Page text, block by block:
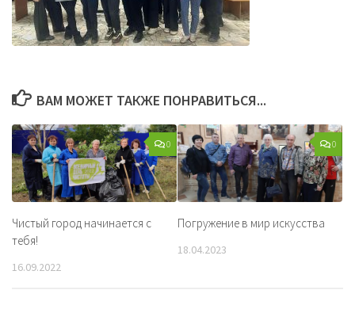
ВАМ МОЖЕТ ТАКЖЕ ПОНРАВИТЬСЯ...
0
Чистый город начинается с
тебя!
16.09.2022
0
Погружение в мир искусства
18.04.2023